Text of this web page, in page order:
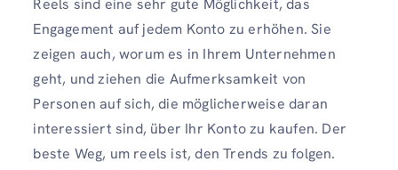
Reels sind eine sehr gute Möglichkeit, das
Engagement auf jedem Konto zu erhöhen. Sie
zeigen auch, worum es in Ihrem Unternehmen
geht, und ziehen die Aufmerksamkeit von
Personen auf sich, die möglicherweise daran
interessiert sind, über Ihr Konto zu kaufen. Der
beste Weg, um reels ist, den Trends zu folgen.